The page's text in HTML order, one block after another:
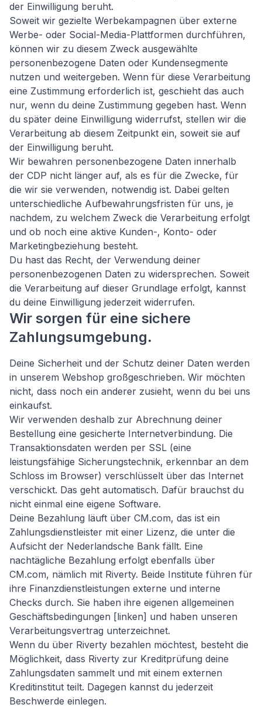
der Einwilligung beruht.
Soweit wir gezielte Werbekampagnen über externe
Werbe- oder Social-Media-Plattformen durchführen,
können wir zu diesem Zweck ausgewählte
personenbezogene Daten oder Kundensegmente
nutzen und weitergeben. Wenn für diese Verarbeitung
eine Zustimmung erforderlich ist, geschieht das auch
nur, wenn du deine Zustimmung gegeben hast. Wenn
du später deine Einwilligung widerrufst, stellen wir die
Verarbeitung ab diesem Zeitpunkt ein, soweit sie auf
der Einwilligung beruht.
Wir bewahren personenbezogene Daten innerhalb
der CDP nicht länger auf, als es für die Zwecke, für
die wir sie verwenden, notwendig ist. Dabei gelten
unterschiedliche Aufbewahrungsfristen für uns, je
nachdem, zu welchem Zweck die Verarbeitung erfolgt
und ob noch eine aktive Kunden-, Konto- oder
Marketingbeziehung besteht.
Du hast das Recht, der Verwendung deiner
personenbezogenen Daten zu widersprechen. Soweit
die Verarbeitung auf dieser Grundlage erfolgt, kannst
du deine Einwilligung jederzeit widerrufen.
Wir sorgen für eine sichere
Zahlungsumgebung.
Deine Sicherheit und der Schutz deiner Daten werden
in unserem Webshop großgeschrieben. Wir möchten
nicht, dass noch ein anderer zusieht, wenn du bei uns
einkaufst.
Wir verwenden deshalb zur Abrechnung deiner
Bestellung eine gesicherte Internetverbindung. Die
Transaktionsdaten werden per SSL (eine
leistungsfähige Sicherungstechnik, erkennbar an dem
Schloss im Browser) verschlüsselt über das Internet
verschickt. Das geht automatisch. Dafür brauchst du
nicht einmal eine eigene Software.
Deine Bezahlung läuft über CM.com, das ist ein
Zahlungsdienstleister mit einer Lizenz, die unter die
Aufsicht der Nederlandsche Bank fällt. Eine
nachtägliche Bezahlung erfolgt ebenfalls über
CM.com, nämlich mit Riverty. Beide Institute führen für
ihre Finanzdienstleistungen externe und interne
Checks durch. Sie haben ihre eigenen allgemeinen
Geschäftsbedingungen [linken] und haben unseren
Verarbeitungsvertrag unterzeichnet.
Wenn du über Riverty bezahlen möchtest, besteht die
Möglichkeit, dass Riverty zur Kreditprüfung deine
Zahlungsdaten sammelt und mit einem externen
Kreditinstitut teilt. Dagegen kannst du jederzeit
Beschwerde einlegen.